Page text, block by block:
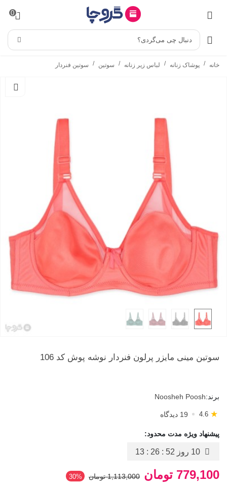
0
دنبال چی می‌گردی؟
خانه / پوشاک زنانه / لباس زیر زنانه / سوتین / سوتین فنردار
سوتین مینی مایزر پرلون فنردار نوشه پوش کد 106
برند:Noosheh Poosh
4.6 ★ 19 دیدگاه
پیشنهاد ویژه مدت محدود:
10 روز 13 : 26 : 51
779,100 تومان 1,113,000 تومان ‎30%